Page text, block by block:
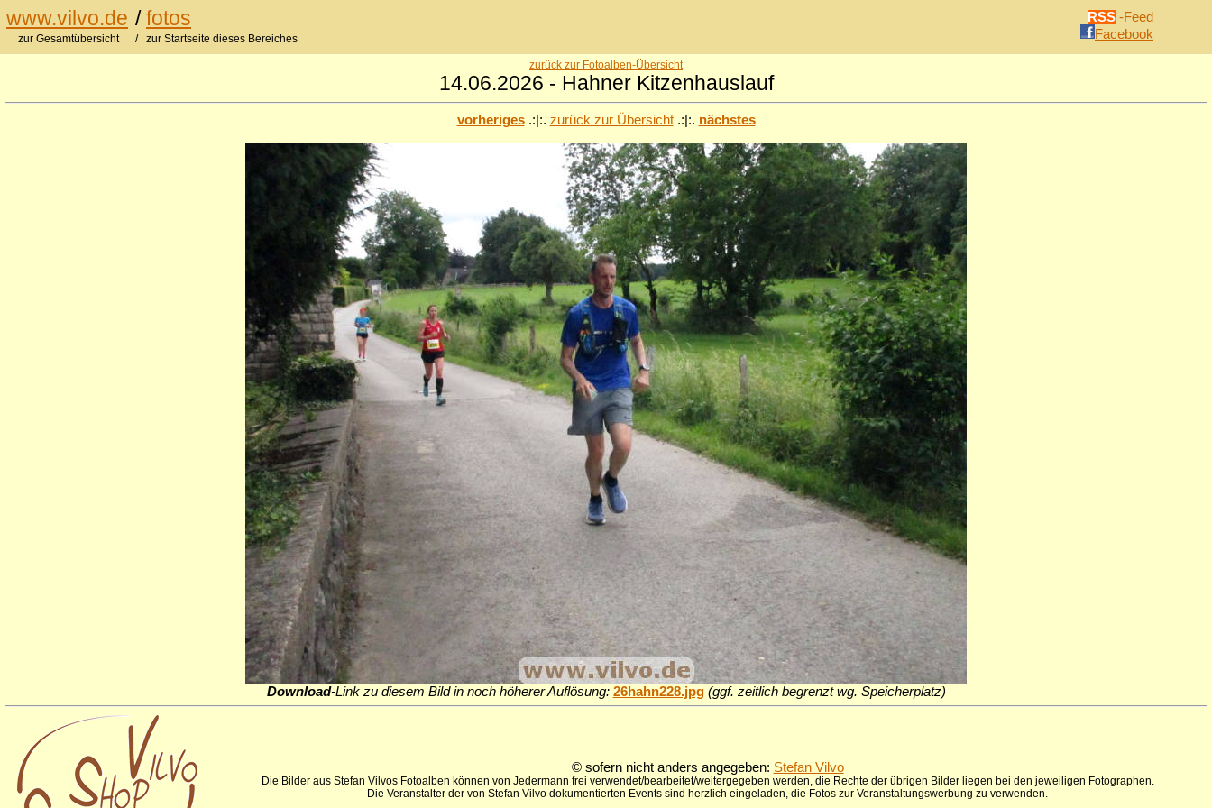
www.vilvo.de /fotos RSS -Feed
Facebook
zur Gesamtübersicht / zur Startseite dieses Bereiches
zurück zur Fotoalben-Übersicht
14.06.2026 - Hahner Kitzenhauslauf
vorheriges.:|:. zurück zur Übersicht.:|:. nächstes
Download-Link zu diesem Bild in noch höherer Auflösung: 26hahn228.jpg (ggf. zeitlich begrenzt wg. Speicherplatz)
© sofern nicht anders angegeben: Stefan Vilvo
Die Bilder aus Stefan Vilvos Fotoalben können von Jedermann frei verwendet/bearbeitet/weitergegeben werden, die Rechte der übrigen Bilder liegen bei den jeweiligen Fotographen.
Die Veranstalter der von Stefan Vilvo dokumentierten Events sind herzlich eingeladen, die Fotos zur Veranstaltungswerbung zu verwenden.